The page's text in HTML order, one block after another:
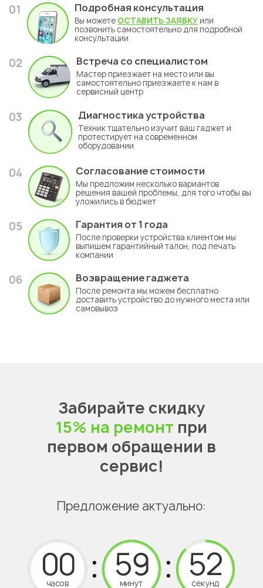
01 Подробная консультация
Вы можете ОСТАВИТЬ ЗАЯВКУ или
позвонить самостоятельно для подробной
консультации
02 Встреча со специалистом
Мастер приезжает на место или вы
самостоятельно приезжаете к нам в
сервисный центр
03 Диагностика устройства
Техник тщательно изучит ваш гаджет и
протестирует на современном
оборудовании
04 Согласование стоимости
Мы предложим несколько вариантов
решения вашей проблемы, для того чтобы вы
уложились в бюджет
05 Гарантия от 1 года
После проверки устройства клиентом мы
выпишем гарантийный талон, под печать
компании
06 Возвращение гаджета
После ремонта мы можем бесплатно
доставить устройство до нужного места или
самовывоз
Забирайте скидку
15% на ремонт при
первом обращении в
сервис!
Предложение актуально:
часов минут секунд